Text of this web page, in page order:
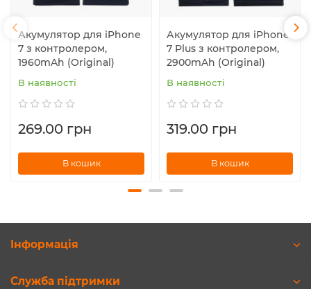
Акумулятор для iPhone
7 з контролером,
1960mAh (Original)
В наявності
269.00 грн
В кошик
Акумулятор для iPhone
7 Plus з контролером,
2900mAh (Original)
В наявності
319.00 грн
В кошик
Інформація
Служба підтримки